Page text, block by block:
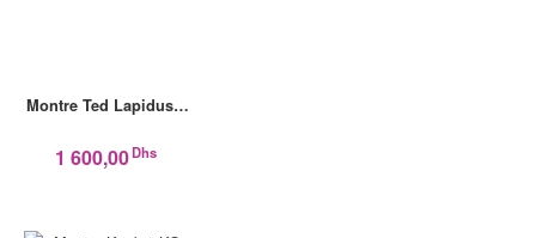
Montre Ted Lapidus…
1 600,00Dhs